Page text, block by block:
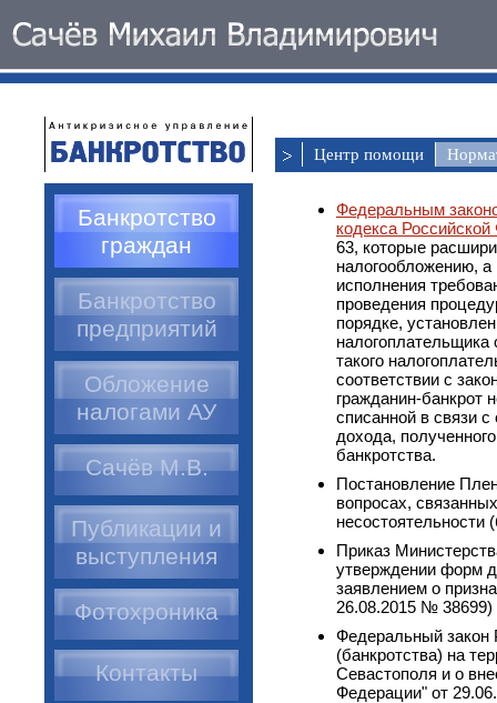
Центр помощи
Банкротство
граждан
Банкротство
предприятий
Обложение
налогами АУ
Сачёв М.В.
Публикации и
выступления
Фотохроника
Контакты
Федеральным
кодекса
63, которые
налогообложению,
исполнения
проведения
порядке,
такого
соответствии с
гражданин-банкрот
списанной в связи
дохода,
банкротства.
Постановление
вопросах,
несостоятельности
Приказ
утверждении форм
заявлением о
26.08.2015 № 38699)
Федеральный закон
(банкротства) на
Севастополя и о
Федерации" от